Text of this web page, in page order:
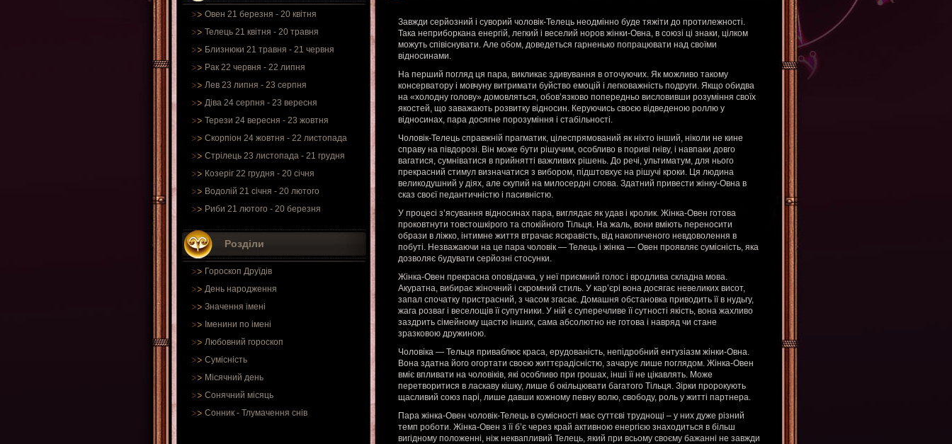
Овен 21 березня - 20 квітня
Телець 21 квітня - 20 травня
Близнюки 21 травня - 21 червня
Рак 22 червня - 22 липня
Лев 23 липня - 23 серпня
Діва 24 серпня - 23 вересня
Терези 24 вересня - 23 жовтня
Скорпіон 24 жовтня - 22 листопада
Стрілець 23 листопада - 21 грудня
Козеріг 22 грудня - 20 січня
Водолій 21 січня - 20 лютого
Риби 21 лютого - 20 березня
Розділи
Гороскоп Друїдів
День народження
Значення імені
Іменини по імені
Любовний гороскоп
Сумісність
Місячний день
Сонячний місяць
Сонник - Тлумачення снів
Завжди серйозний і суворий чоловік-Телець неодмінно буде тяжіти до протилежності.
Така неприборкана енергій, легкий і веселий норов жінки-Овна, в союзі ці знаки, цілком
можуть співіснувати. Але обом, доведеться гарненько попрацювати над своїми
відносинами.
На перший погляд ця пара, викликає здивування в оточуючих. Як можливо такому
консерватору і мовчуну витримати буйство емоцій і легковажність подруги. Якщо обидва
на «холодну голову» домовляться, обов’язково попередньо висловивши розуміння своїх
якостей, що заважають розвитку відносин. Керуючись своєю відведеною роллю у
відносинах, пара досягне порозуміння і стабільності.
Чоловік-Телець справжній прагматик, цілеспрямований як ніхто інший, ніколи не кине
справу на півдорозі. Він може бути рішучим, особливо в пориві гніву, і навпаки довго
вагатися, сумніватися в прийнятті важливих рішень. До речі, ультиматум, для нього
прекрасний стимул визначатися з вибором, підштовхує на рішучі кроки. Ця людина
великодушний у діях, але скупий на милосердні слова. Здатний привести жінку-Овна в
сказ своєї педантичністю і пасивністю.
У процесі з’ясування відносинах пара, виглядає як удав і кролик. Жінка-Овен готова
проковтнути товстошкірого та спокійного Тільця. На жаль, вони вміють переносити
образи в ліжко, інтимне життя втрачає яскравість, від накопиченого невдоволення в
побуті. Незважаючи на це пара чоловік — Телець і жінка — Овен проявляє сумісність, яка
дозволяє будувати серйозні стосунки.
Жінка-Овен прекрасна оповідачка, у неї приємний голос і вродлива складна мова.
Акуратна, вибирає жіночний і скромний стиль. У кар’єрі вона досягає невеликих висот,
запал спочатку пристрасний, з часом згасає. Домашня обстановка приводить її в нудьгу,
жага розваг і веселощів її супутники. У ній є суперечливе її сутності якість, вона жахливо
заздрить сімейному щастю інших, сама абсолютно не готова і навряд чи стане
зразковою дружиною.
Чоловіка — Тельця приваблює краса, ерудованість, непідробний ентузіазм жінки-Овна.
Вона здатна його огортати своєю життєрадісністю, зачарує лише поглядом. Жінка-Овен
вміє впливати на чоловіків, які особливо при грошах, інші її не цікавлять. Може
перетворитися в ласкаву кішку, лише б окільцювати багатого Тільця. Зірки пророкують
щасливий союз парі, лише давши кожному певну волю, свободу, роль у житті партнера.
Пара жінка-Овен чоловік-Телець в сумісності має суттєві труднощі – у них дуже різний
темп роботи. Жінка-Овен з її б’є через край активною енергією знаходиться в більш
вигідному положенні, ніж неквапливий Телець, який при всьому своєму бажанні не завжди